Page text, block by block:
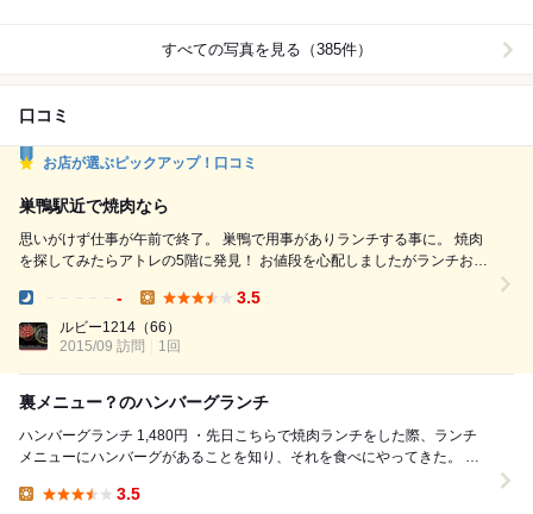
すべての写真を見る（385件）
口コミ
お店が選ぶピックアップ！口コミ
巣鴨駅近で焼肉なら
思いがけず仕事が午前で終了。 巣鴨で用事がありランチする事に。 焼肉
を探してみたらアトレの5階に発見！ お値段を心配しましたがランチお得
があります。 お腹ぺこぺこでしたが並ぶ価値あり。 席は見晴らしの良い
カップルシートで女子2名ご機嫌。だって桜並木と山手線とバスと巣鴨地
蔵商店街が見れます。 鉄男さん達は大興...
- 3.5
ルビー1214 （66）
2015/09 訪問
1回
裏メニュー？のハンバーグランチ
ハンバーグランチ 1,480円 ・先日こちらで焼肉ランチをした際、ランチ
メニューにハンバーグがあることを知り、それを食べにやってきた。 ・
3.5